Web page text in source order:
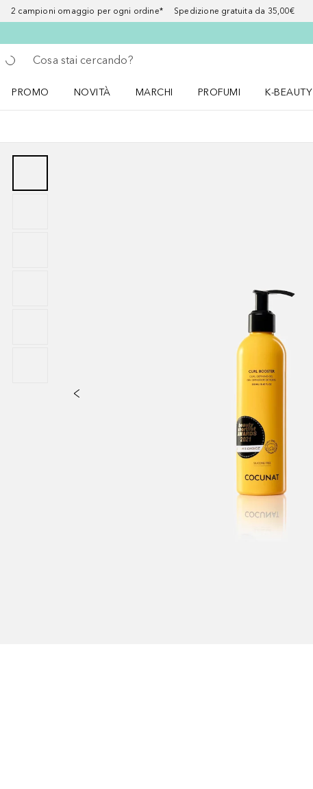
2 campioni omaggio per ogni ordine* Spedizione gratuita da 35,00€
Torna indietro
Esegui ricerca
PROMO
NOVITÀ
MARCHI
PROFUMI
K-BEAUTY